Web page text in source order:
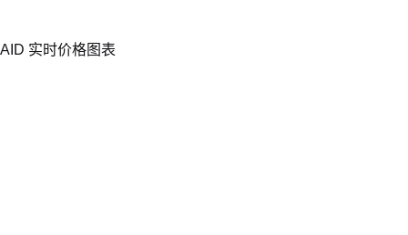
AID 实时价格图表